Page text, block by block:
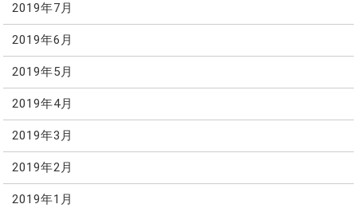
2019年7月
2019年6月
2019年5月
2019年4月
2019年3月
2019年2月
2019年1月